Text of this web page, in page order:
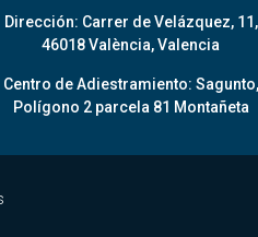
Dirección: Carrer de Velázquez, 11,
46018 València, Valencia
Centro de Adiestramiento: Sagunto,
Polígono 2 parcela 81 Montañeta